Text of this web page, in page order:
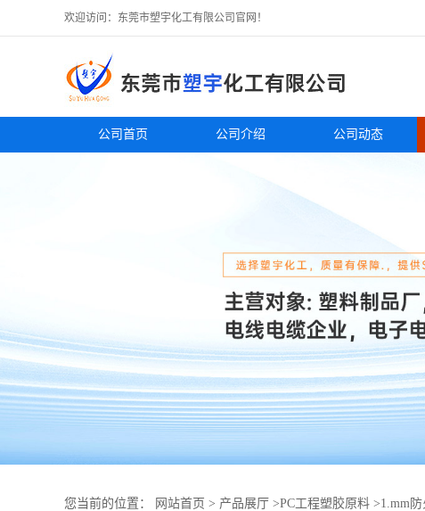
欢迎访问：东莞市塑宇化工有限公司官网！
公司首页 公司介绍 公司动态
您当前的位置： 网站首页 > 产品展厅 >PC工程塑胶原料 >1.mm